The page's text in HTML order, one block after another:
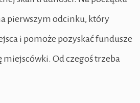
pierwszym odcinku, który
i pomoże pozyskać fundusze
miejscówki. Od czegoś trzeba